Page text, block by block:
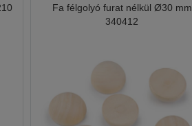
Fa félgolyó furat nélkül Ø30 mm
340412